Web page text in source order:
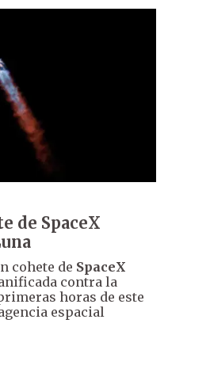
de SpaceX
cohete de SpaceX
contra la
horas de este
espacial